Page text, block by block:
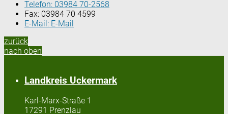
Telefon: 03984 70-2568
Fax: 03984 70 4599
E-Mail: E-Mail
zurück
nach oben
Landkreis Uckermark
Karl-Marx-Straße 1
17291 Prenzlau